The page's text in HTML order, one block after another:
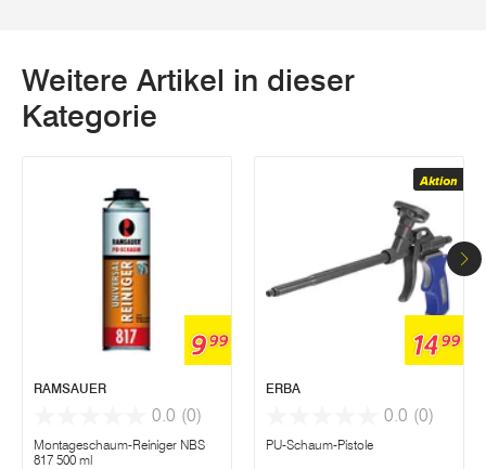
Weitere Artikel in dieser
Kategorie
999
RAMSAUER
0.0 (0)
Montageschaum-Reiniger NBS
817 500 ml
Aktion
1499
ERBA
0.0 (0)
PU-Schaum-Pistole